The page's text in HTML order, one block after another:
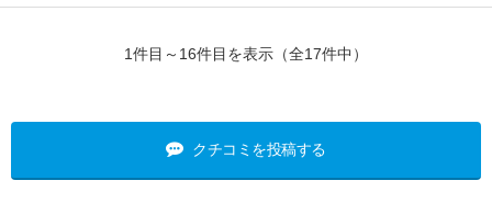
1件目～16件目を表示（全17件中）
クチコミを投稿する